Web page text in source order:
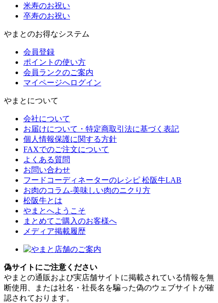
米寿のお祝い
卒寿のお祝い
やまとのお得なシステム
会員登録
ポイントの使い方
会員ランクのご案内
マイページへログイン
やまとについて
会社について
お届けについて・特定商取引法に基づく表記
個人情報保護に関する方針
FAXでのご注文について
よくある質問
お問い合わせ
フードコーディネーターのレシピ 松阪牛LAB
お肉のコラム-美味しい肉のニクり方
松阪牛とは
やまとへようこそ
まとめてご購入のお客様へ
メディア掲載履歴
偽サイトにご注意ください
やまとの通販および実店舗サイトに掲載されている情報を無
断使用、または社名・社長名を騙った偽のウェブサイトが確
認されております。